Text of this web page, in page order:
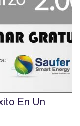
En Un